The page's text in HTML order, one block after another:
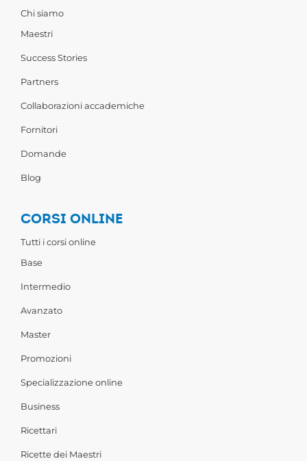
Chi siamo
Maestri
Success Stories
Partners
Collaborazioni accademiche
Fornitori
Domande
Blog
CORSI ONLINE
Tutti i corsi online
Base
Intermedio
Avanzato
Master
Promozioni
Specializzazione online
Business
Ricettari
Ricette dei Maestri